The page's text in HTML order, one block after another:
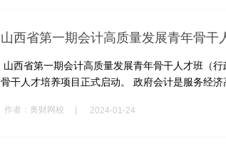
山西省第一期会计高质量发展青年骨
山西省第一期会计高质量发展青年骨干人才班（
骨干人才培养项目正式启动。 政府会计是服务经济
作者： 奥财网校 | 2024-01-24